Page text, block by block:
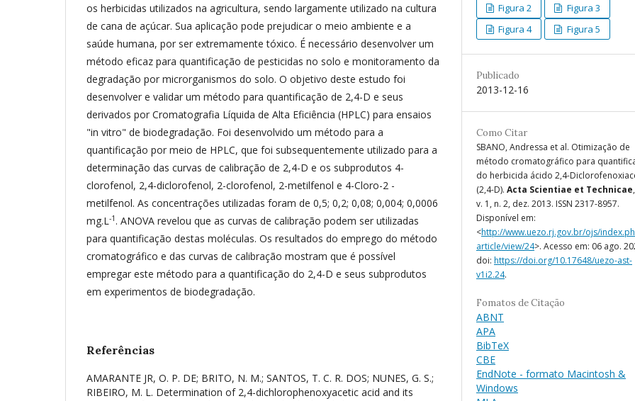
os herbicidas utilizados na agricultura, sendo largamente utilizado na cultura
de cana de açúcar. Sua aplicação pode prejudicar o meio ambiente e a
saúde humana, por ser extremamente tóxico. É necessário desenvolver um
método eficaz para quantificação de pesticidas no solo e monitoramento da
degradação por microrganismos do solo. O objetivo deste estudo foi
desenvolver e validar um método para quantificação de 2,4-D e seus
derivados por Cromatografia Líquida de Alta Eficiência (HPLC) para ensaios
"in vitro" de biodegradação. Foi desenvolvido um método para a
quantificação por meio de HPLC, que foi subsequentemente utilizado para a
determinação das curvas de calibração de 2,4-D e os subprodutos 4-
clorofenol, 2,4-diclorofenol, 2-clorofenol, 2-metilfenol e 4-Cloro-2 -
metilfenol. As concentrações utilizadas foram de 0,5; 0,2; 0,08; 0,004; 0,0006
mg.L-1 . ANOVA revelou que as curvas de calibração podem ser utilizadas
para quantificação destas moléculas. Os resultados do emprego do método
cromatográfico e das curvas de calibração mostram que é possível
empregar este método para a quantificação do 2,4-D e seus subprodutos
em experimentos de biodegradação.
Referências
AMARANTE JR, O. P. DE; BRITO, N. M.; SANTOS, T. C. R. DOS; NUNES, G. S.;
RIBEIRO, M. L. Determination of 2,4-dichlorophenoxyacetic acid and its
Figura 2
Figura 3
Figura 4
Figura 5
Publicado
2013-12-16
Como Citar
SBANO, Andressa et al. Otimização de
método cromatográfico para
do herbicida ácido 2,4-
(2,4-D). Acta Scientiae et Technicae
v. 1, n. 2, dez. 2013. ISSN 2317-8957.
Disponível em:
<http://www.uezo.rj.gov.br/ojs/
article/view/24>. Acesso em: 06 ago.
doi: https://doi.org/10.17648/uezo-ast-
v1i2.24.
Fomatos de Citação
ABNT
APA
BibTeX
CBE
EndNote - formato Macintosh &
Windows